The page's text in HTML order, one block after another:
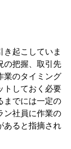
き起こしていま
の把握、取引先
業のタイミング
トしておく必要
までには一定の
ン社員に作業の
あると指摘され